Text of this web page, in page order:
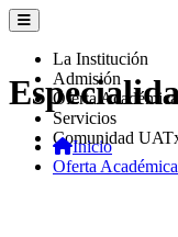
La Institución
Admisión
Oferta Académica
Servicios
Comunidad
Inicio
Oferta Académica